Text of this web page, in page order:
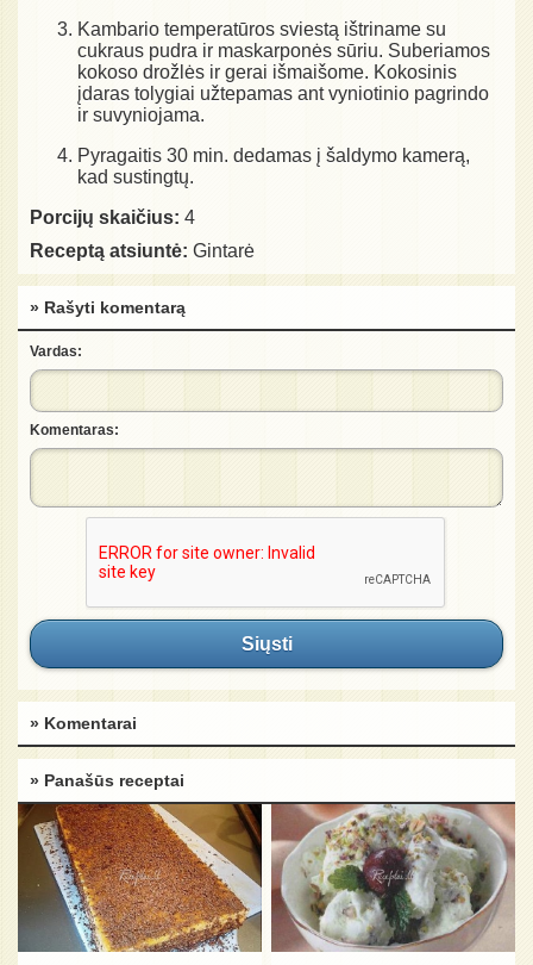
Kambario temperatūros sviestą ištriname su
cukraus pudra ir maskarponės sūriu. Suberiamos
kokoso drožlės ir gerai išmaišome. Kokosinis
įdaras tolygiai užtepamas ant vyniotinio pagrindo
ir suvyniojama.
Pyragaitis 30 min. dedamas į šaldymo kamerą,
kad sustingtų.
Porcijų skaičius: 4
Receptą atsiuntė: Gintarė
» Rašyti komentarą
Vardas:
Komentaras:
Siųsti
» Komentarai
» Panašūs receptai